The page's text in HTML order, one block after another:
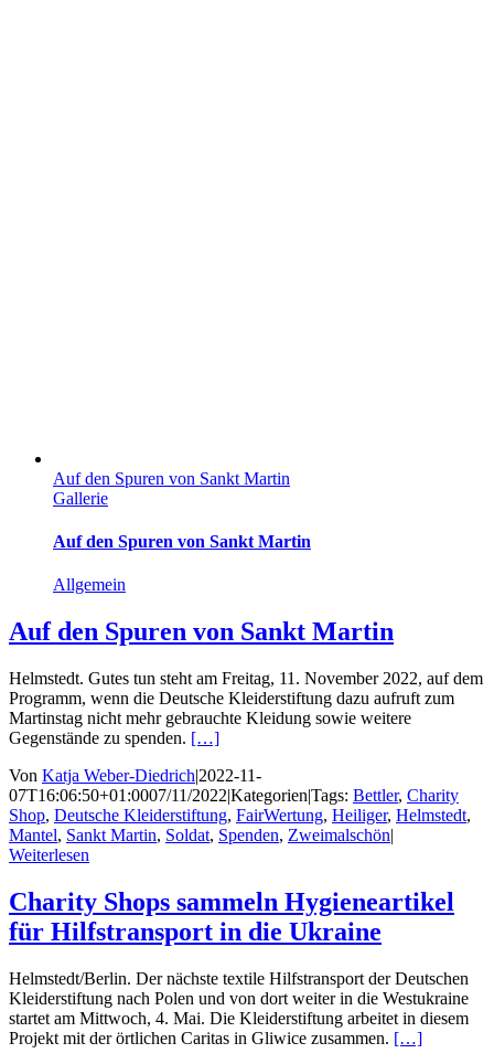
Auf den Spuren von Sankt Martin
Gallerie
Auf den Spuren von Sankt Martin
Allgemein
Auf den Spuren von Sankt Martin
Helmstedt. Gutes tun steht am Freitag, 11. November 2022, auf dem
Programm, wenn die Deutsche Kleiderstiftung dazu aufruft zum
Martinstag nicht mehr gebrauchte Kleidung sowie weitere
Gegenstände zu spenden. […]
Von Katja Weber-Diedrich|2022-11-
07T16:06:50+01:0007/11/2022|Kategorien|Tags: Bettler, Charity
Shop, Deutsche Kleiderstiftung, FairWertung, Heiliger, Helmstedt,
Mantel, Sankt Martin, Soldat, Spenden, Zweimalschön|
Weiterlesen
Charity Shops sammeln Hygieneartikel
für Hilfstransport in die Ukraine
Helmstedt/Berlin. Der nächste textile Hilfstransport der Deutschen
Kleiderstiftung nach Polen und von dort weiter in die Westukraine
startet am Mittwoch, 4. Mai. Die Kleiderstiftung arbeitet in diesem
Projekt mit der örtlichen Caritas in Gliwice zusammen. […]